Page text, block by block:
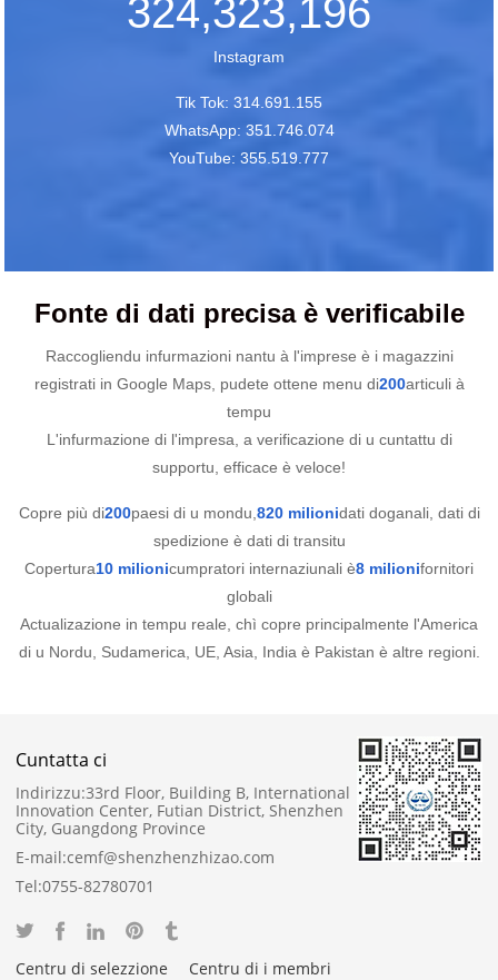
324,323,196
Instagram
Tik Tok: 314.691.155
WhatsApp: 351.746.074
YouTube: 355.519.777
Fonte di dati precisa è verificabile
Raccogliendu infurmazioni nantu à l'imprese è i magazzini
registrati in Google Maps, pudete ottene menu di200articuli à
tempu
L'infurmazione di l'impresa, a verificazione di u cuntattu di
supportu, efficace è veloce!
Copre più di200paesi di u mondu,820 milionidati doganali, dati di
spedizione è dati di transitu
Copertura10 milionicumpratori internaziunali è8 milionifornitori
globali
Actualizazione in tempu reale, chì copre principalmente l'America
di u Nordu, Sudamerica, UE, Asia, India è Pakistan è altre regioni.
Cuntatta ci
Indirizzu:33rd Floor, Building B, International
Innovation Center, Futian District, Shenzhen
City, Guangdong Province
E-mail:cemf@shenzhenzhizao.com
Tel:0755-82780701
Centru di selezzione Centru di i membri